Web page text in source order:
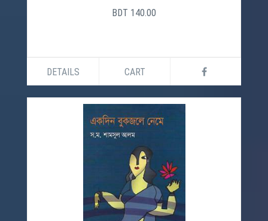
BDT 140.00
DETAILS CART